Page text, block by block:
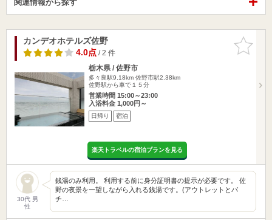
関連情報から探す
お気に入
りに追加
カンデオホテルズ佐野
4.0点/ 2 件
栃木県 / 佐野市
多々良駅9.18km 佐野市駅2.38km
佐野駅から車で１５分
営業時間 15:00～23:00
入浴料金 1,000円～
日帰り 宿泊
楽天トラベルの宿泊プランを見る
30代 男
性
銭湯のみ利用。 利用する前に身分証明書の提示が必要です。 佐
野の夜景を一望しながら入れる銭湯です。(アウトレットとパ
チ…